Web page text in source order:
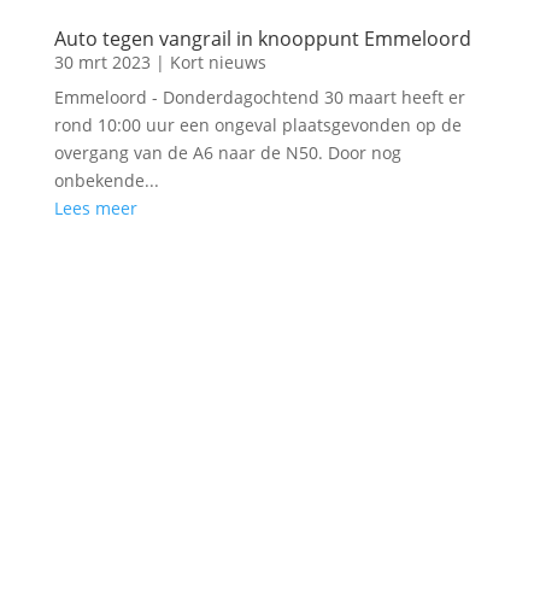
Auto tegen vangrail in knooppunt Emmeloord
30 mrt 2023 | Kort nieuws
Emmeloord - Donderdagochtend 30 maart heeft er
rond 10:00 uur een ongeval plaatsgevonden op de
overgang van de A6 naar de N50. Door nog
onbekende...
Lees meer